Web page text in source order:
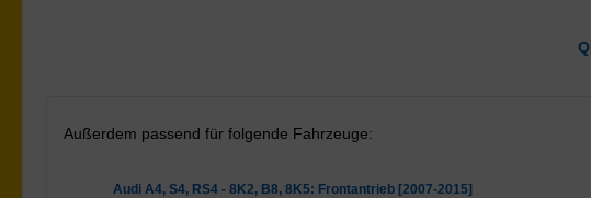
Außerdem passend für folgende Fahrzeuge:
Audi A4, S4, RS4 - 8K2, B8, 8K5: Frontantrieb [2007-2015]